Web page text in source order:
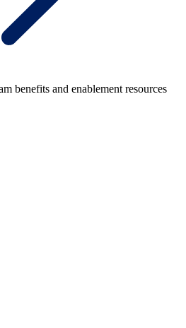
benefits and enablement resources